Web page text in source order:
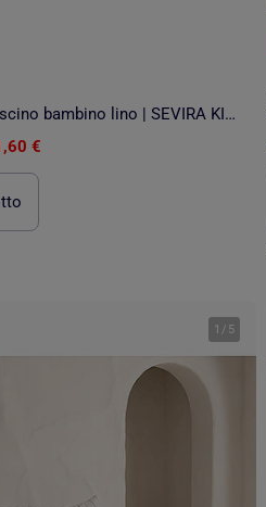
Piumino e cuscino bambino lino | SEVIRA KIDS
€
1 / 5